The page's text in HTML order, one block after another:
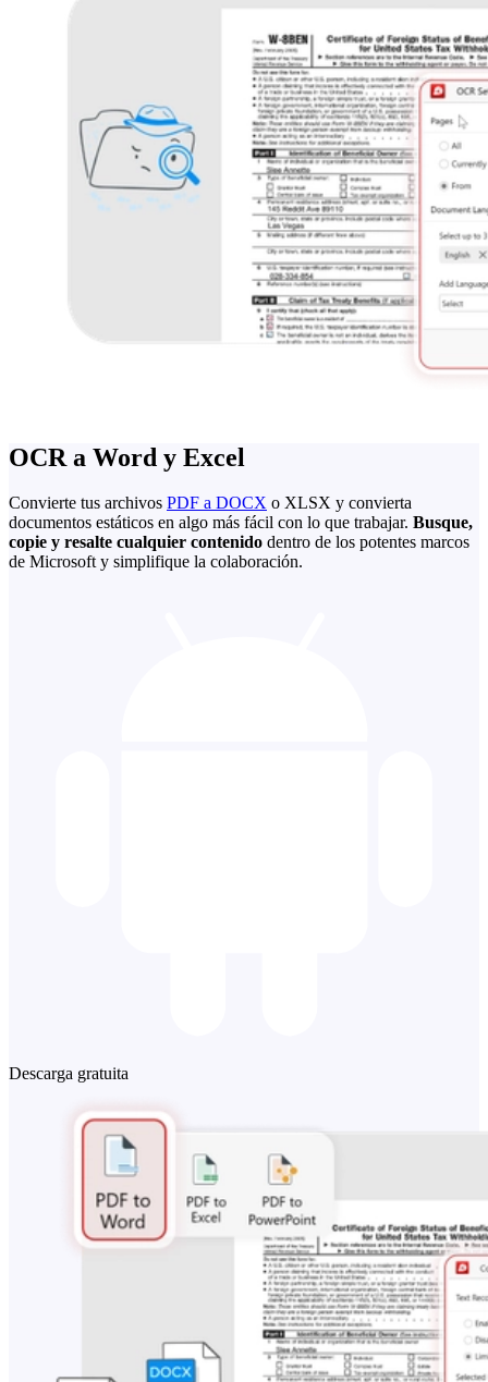
OCR a Word y Excel
Convierte tus archivos PDF a DOCX o XLSX y convierta
documentos estáticos en algo más fácil con lo que trabajar. Busque,
copie y resalte cualquier contenido dentro de los potentes marcos
de Microsoft y simplifique la colaboración.
Descarga gratuita